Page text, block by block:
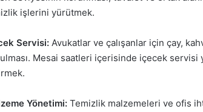
işlerini yürütmek.
Servisi: Avukatlar ve çalışanlar için çay,
Mesai saatleri içerisinde içecek servisi
Yönetimi: Temizlik malzemeleri ve ofis